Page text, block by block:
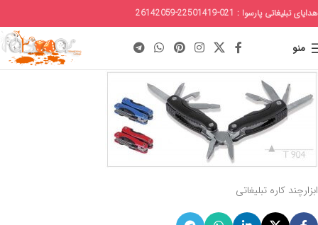
هدایای تبلیغاتی پارسوا : 021-22501419-26142059
منو
ابزارچند کاره تبلیغاتی